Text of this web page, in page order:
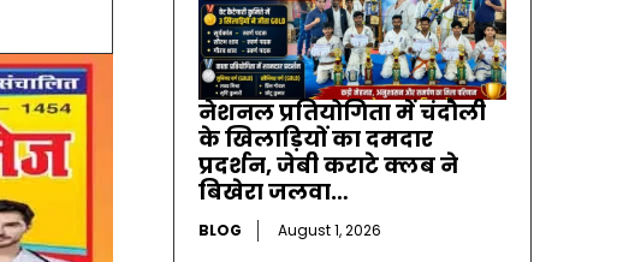
नेशनल प्रतियोगिता में चंदौली
के खिलाड़ियों का दमदार
प्रदर्शन, जेबी कराटे क्लब ने
बिखेरा जलवा…
BLOG August 1, 2026